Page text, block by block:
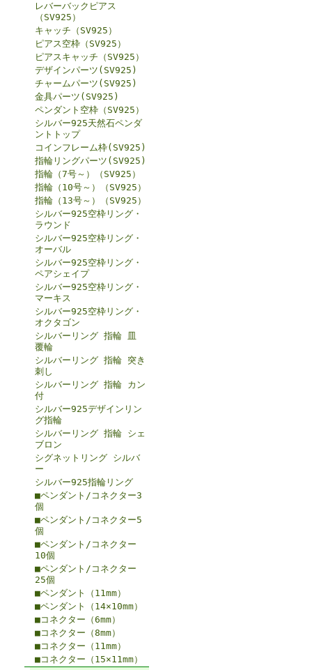
レバーバックピアス
（SV925）
キャッチ（SV925）
ピアス空枠（SV925）
ピアスキャッチ（SV925）
デザインパーツ(SV925)
チャームパーツ(SV925)
金具パーツ(SV925)
ペンダント空枠（SV925）
シルバー925天然石ペンダ
ントトップ
コインフレーム枠(SV925)
指輪リングパーツ(SV925)
指輪（7号～）（SV925）
指輪（10号～）（SV925）
指輪（13号～）（SV925）
シルバー925空枠リング・
ラウンド
シルバー925空枠リング・
オーバル
シルバー925空枠リング・
ペアシェイプ
シルバー925空枠リング・
マーキス
シルバー925空枠リング・
オクタゴン
シルバーリング 指輪 皿
覆輪
シルバーリング 指輪 突き
刺し
シルバーリング 指輪 カン
付
シルバー925デザインリン
グ指輪
シルバーリング 指輪 シェ
ブロン
シグネットリング シルバ
ー
シルバー925指輪リング
■ペンダント/コネクター3
個
■ペンダント/コネクター5
個
■ペンダント/コネクター
10個
■ペンダント/コネクター
25個
■ペンダント（11mm）
■ペンダント（14×10mm）
■コネクター（6mm）
■コネクター（8mm）
■コネクター（11mm）
■コネクター（15×11mm）